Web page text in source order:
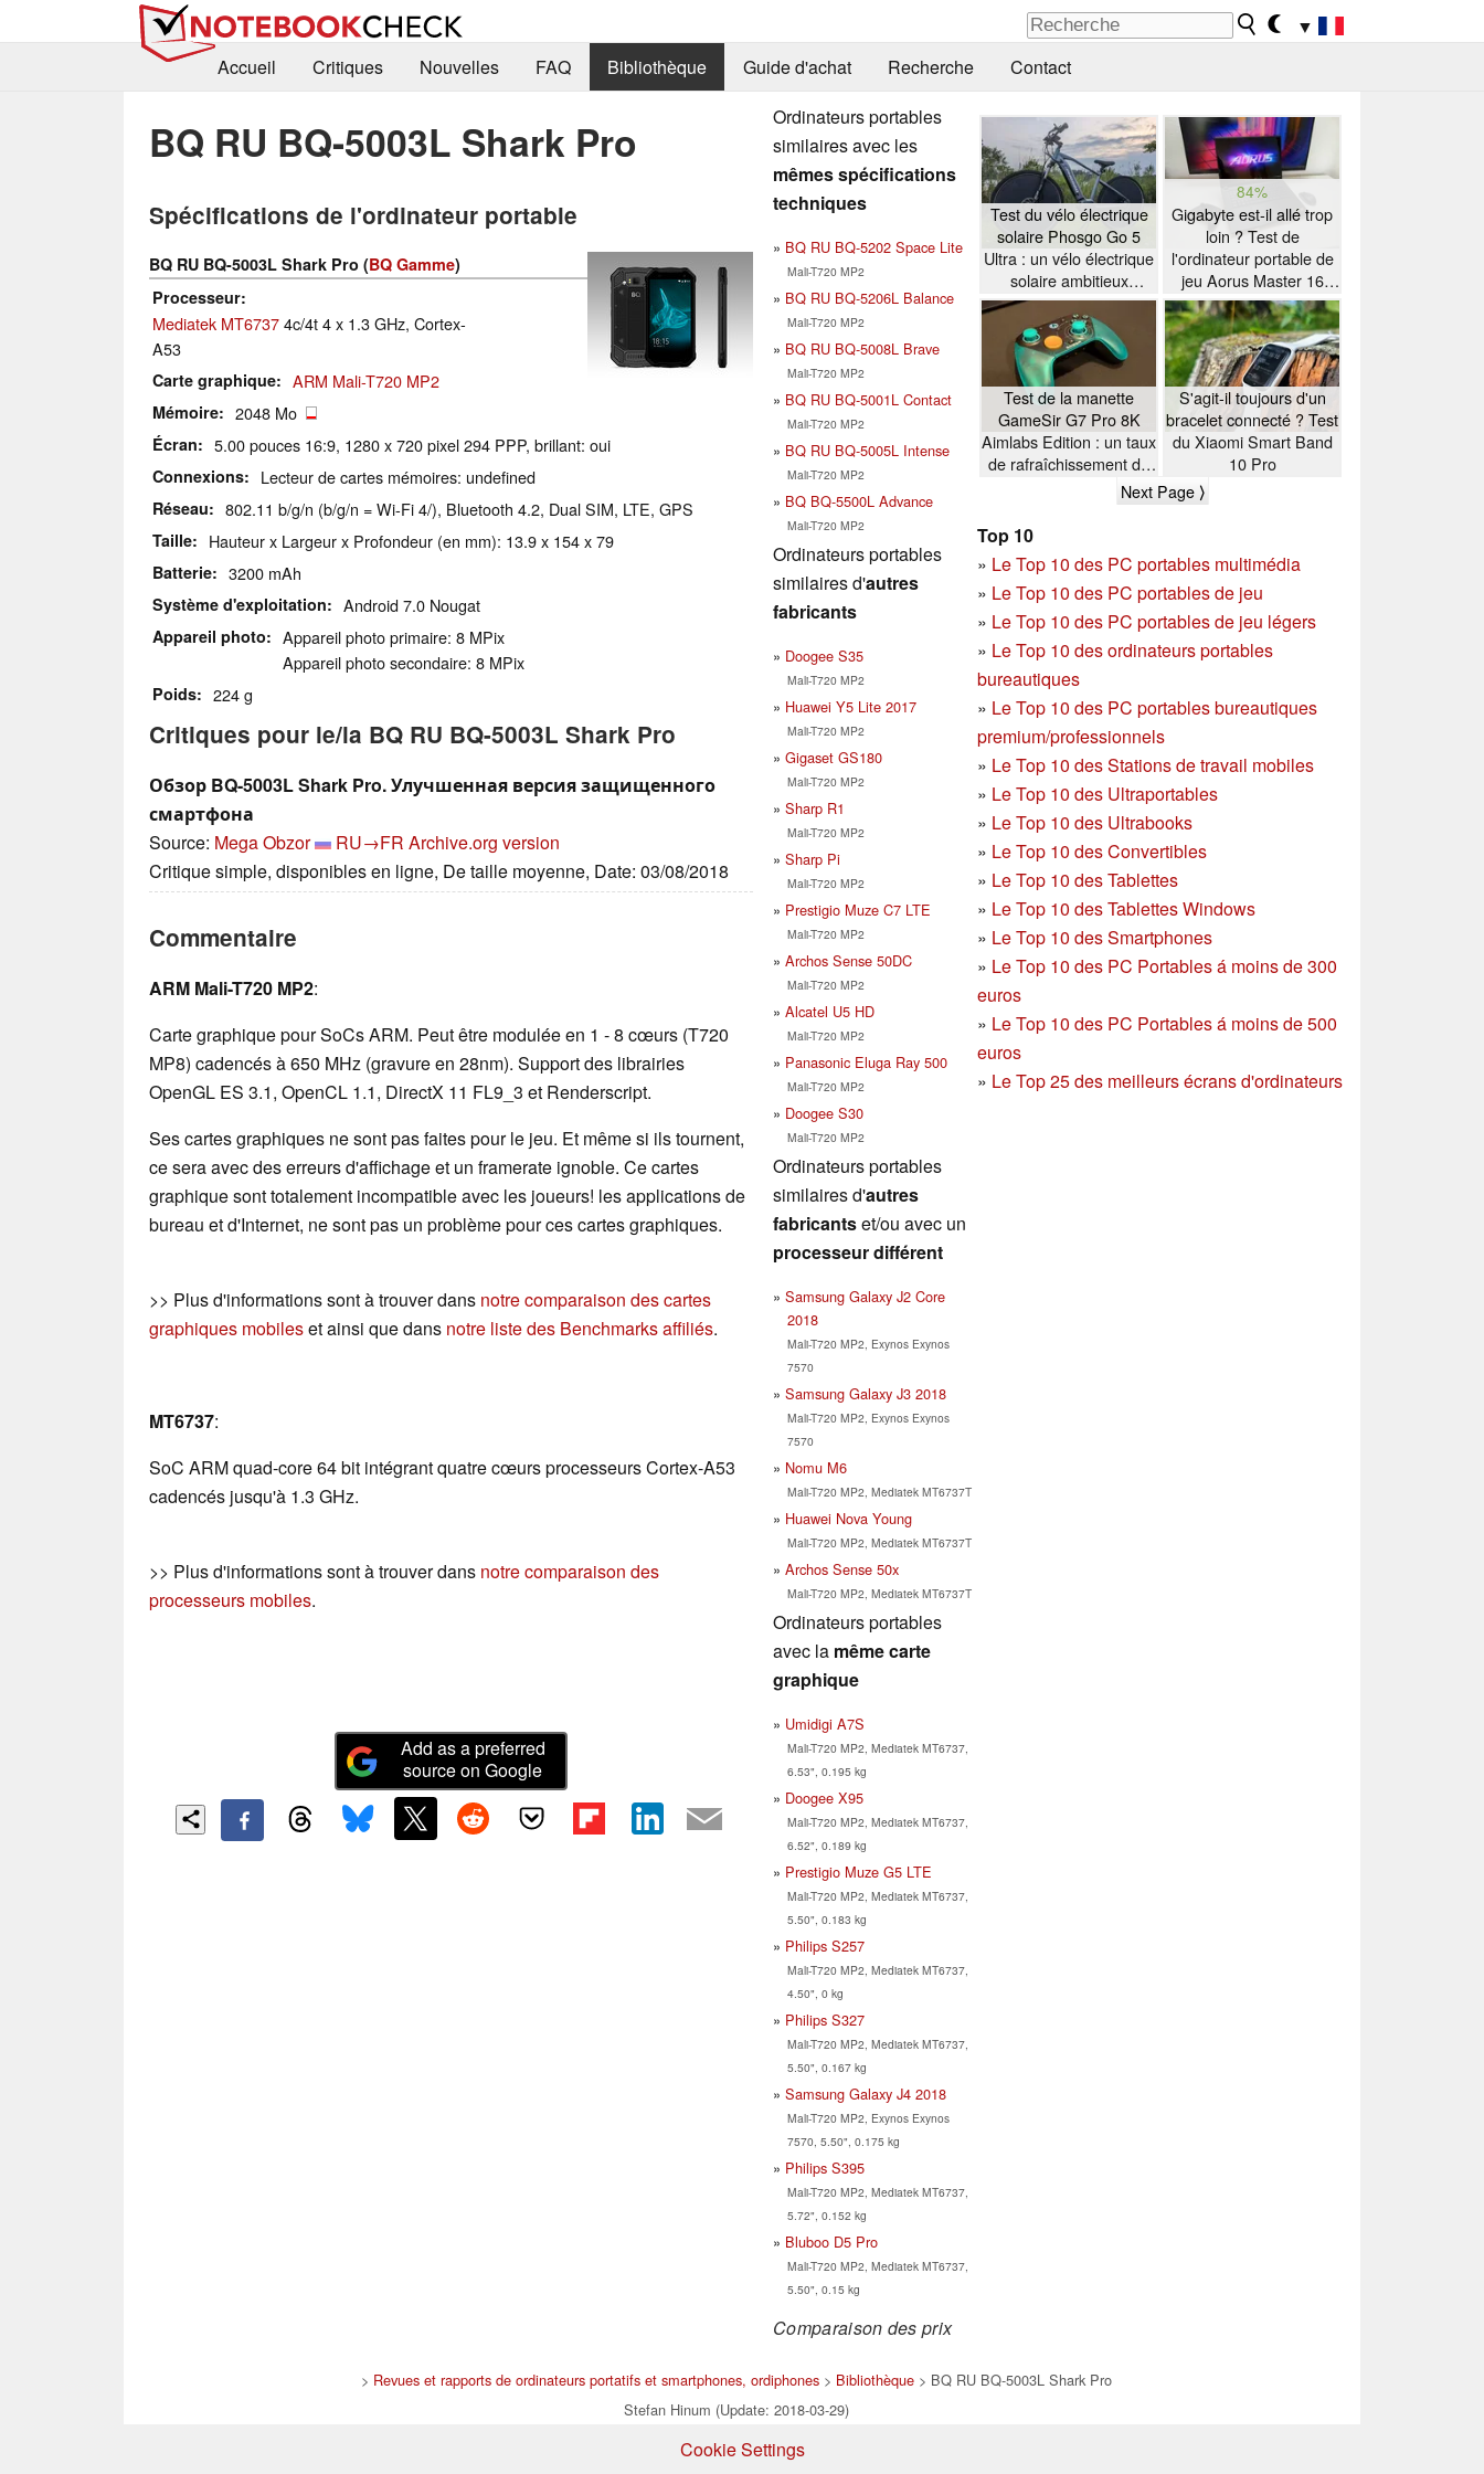
▼
Accueil
Critiques Nouvelles FAQ Bibliothèque Guide d'achat Recherche Contact
BQ RU BQ-5003L Shark Pro
Spécifications de l'ordinateur portable
BQ RU BQ-5003L Shark Pro (BQ Gamme)
Processeur
Mediatek MT67374c/4t 4 x 1.3 GHz, Cortex-
A53
Carte graphique ARM Mali-T720 MP2
Mémoire 2048 Mo
Écran 5.00 pouces 16:9, 1280 x 720 pixel 294 PPP, brillant: oui
Connexions Lecteur de cartes mémoires: undefined
Réseau 802.11 b/g/n (b/g/n = Wi-Fi 4/), Bluetooth 4.2, Dual SIM, LTE, GPS
Taille Hauteur x Largeur x Profondeur (en mm): 13.9 x 154 x 79
Batterie 3200 mAh
Système d'exploitation Android 7.0 Nougat
Appareil photo
Appareil photo primaire: 8 MPix
Appareil photo secondaire: 8 MPix
Poids 224 g
Critiques pour le/la BQ RU BQ-5003L Shark Pro
Обзор BQ-5003L Shark Pro. Улучшенная версия защищенного
смартфона
Source: Mega Obzor RU→FR Archive.org version
Critique simple, disponibles en ligne, De taille moyenne, Date: 03/08/2018
Commentaire
ARM Mali-T720 MP2:
Carte graphique pour SoCs ARM. Peut être modulée en 1 - 8 cœurs (T720
MP8) cadencés à 650 MHz (gravure en 28nm). Support des librairies
OpenGL ES 3.1, OpenCL 1.1, DirectX 11 FL9_3 et Renderscript.
Ses cartes graphiques ne sont pas faites pour le jeu. Et même si ils tournent,
ce sera avec des erreurs d'affichage et un framerate ignoble. Ce cartes
graphique sont totalement incompatible avec les joueurs! les applications de
bureau et d'Internet, ne sont pas un problème pour ces cartes graphiques.
>> Plus d'informations sont à trouver dans notre comparaison des cartes
graphiques mobileset ainsi que dans notre liste des Benchmarks affiliés.
MT6737:
SoC ARM quad-core 64 bit intégrant quatre cœurs processeurs Cortex-A53
cadencés jusqu'à 1.3 GHz.
>> Plus d'informations sont à trouver dans notre comparaison des
processeurs mobiles.
Add as a preferred
source on Google
Ordinateurs portables
similaires avec les
mêmes spécifications
techniques
BQ RU BQ-5202 Space Lite
Mali-T720 MP2
BQ RU BQ-5206L Balance
Mali-T720 MP2
BQ RU BQ-5008L Brave
Mali-T720 MP2
BQ RU BQ-5001L Contact
Mali-T720 MP2
BQ RU BQ-5005L Intense
Mali-T720 MP2
BQ BQ-5500L Advance
Mali-T720 MP2
Ordinateurs portables
similaires d'autres
fabricants
Doogee S35
Mali-T720 MP2
Huawei Y5 Lite 2017
Mali-T720 MP2
Gigaset GS180
Mali-T720 MP2
Sharp R1
Mali-T720 MP2
Sharp Pi
Mali-T720 MP2
Prestigio Muze C7 LTE
Mali-T720 MP2
Archos Sense 50DC
Mali-T720 MP2
Alcatel U5 HD
Mali-T720 MP2
Panasonic Eluga Ray 500
Mali-T720 MP2
Doogee S30
Mali-T720 MP2
Ordinateurs portables
similaires d'autres
fabricantset/ou avec un
processeur différent
Samsung Galaxy J2 Core
2018
Mali-T720 MP2, Exynos Exynos
7570
Samsung Galaxy J3 2018
Mali-T720 MP2, Exynos Exynos
7570
Nomu M6
Mali-T720 MP2, Mediatek MT6737T
Huawei Nova Young
Mali-T720 MP2, Mediatek MT6737T
Archos Sense 50x
Mali-T720 MP2, Mediatek MT6737T
Ordinateurs portables
avec la même carte
graphique
Umidigi A7S
Mali-T720 MP2, Mediatek MT6737,
6.53", 0.195 kg
Doogee X95
Mali-T720 MP2, Mediatek MT6737,
6.52", 0.189 kg
Prestigio Muze G5 LTE
Mali-T720 MP2, Mediatek MT6737,
5.50", 0.183 kg
Philips S257
Mali-T720 MP2, Mediatek MT6737,
4.50", 0 kg
Philips S327
Mali-T720 MP2, Mediatek MT6737,
5.50", 0.167 kg
Samsung Galaxy J4 2018
Mali-T720 MP2, Exynos Exynos
7570, 5.50", 0.175 kg
Philips S395
Mali-T720 MP2, Mediatek MT6737,
5.72", 0.152 kg
Bluboo D5 Pro
Mali-T720 MP2, Mediatek MT6737,
5.50", 0.15 kg
Comparaison des prix
Test du vélo électrique
solaire Phosgo Go 5
Ultra : un vélo électrique
solaire ambitieux
présentant quelques
particularités
84%
Gigabyte est-il allé trop
loin ? Test de
l'ordinateur portable de
jeu Aorus Master 16
équipé d'un processeur
AMD Zen 5
Test de la manette
GameSir G7 Pro 8K
Aimlabs Edition : un taux
de rafraîchissement de
S'agit-il toujours d'un
bracelet connecté ? Test
du Xiaomi Smart Band
10 Pro
Next Page ⟩
Top 10
» Le Top 10 des PC portables multimédia
» Le Top 10 des PC portables de jeu
» Le Top 10 des PC portables de jeu légers
» Le Top 10 des ordinateurs portables
bureautiques
» Le Top 10 des PC portables bureautiques
premium/professionnels
» Le Top 10 des Stations de travail mobiles
» Le Top 10 des Ultraportables
» Le Top 10 des Ultrabooks
» Le Top 10 des Convertibles
» Le Top 10 des Tablettes
» Le Top 10 des Tablettes Windows
» Le Top 10 des Smartphones
» Le Top 10 des PC Portables á moins de 300
euros
» Le Top 10 des PC Portables á moins de 500
euros
» Le Top 25 des meilleurs écrans d'ordinateurs
> Revues et rapports de ordinateurs portatifs et smartphones, ordiphones> Bibliothèque> BQ RU BQ-5003L Shark Pro
Stefan Hinum (Update: 2018-03-29)
Cookie Settings